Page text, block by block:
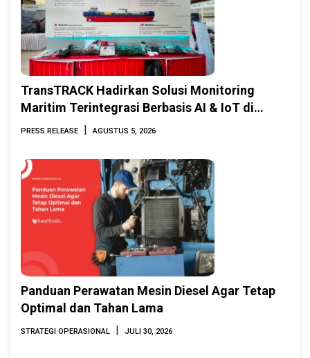
TransTRACK Hadirkan Solusi Monitoring
Maritim Terintegrasi Berbasis AI & IoT di
Indonesia Marine & Offshore Expo (IMOX)
PRESS RELEASE | AGUSTUS 5, 2026
Panduan Perawatan Mesin Diesel Agar Tetap
Optimal dan Tahan Lama
STRATEGI OPERASIONAL | JULI 30, 2026